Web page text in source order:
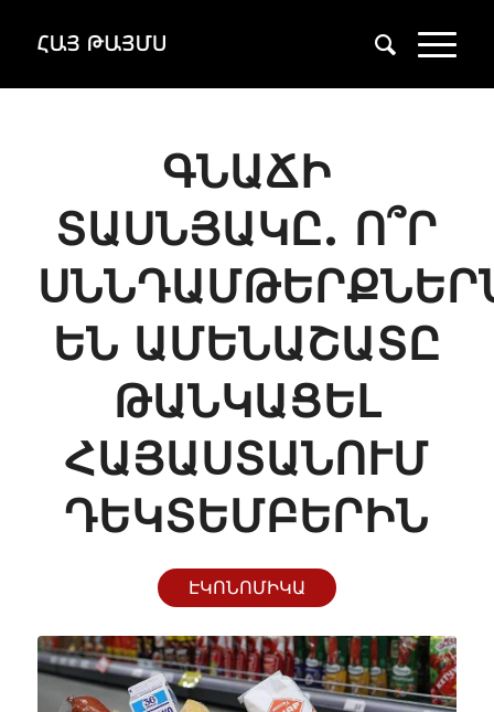
ԳՆԱՃԻ
ՏԱՍՆՅԱԿԸ. Ո՞Ր
ԵՆ ԱՄԵՆԱՇԱՏԸ
ԹԱՆԿԱՑԵԼ
ՀԱՅԱՍՏԱՆՈՒՄ
ԴԵԿՏԵՄԲԵՐԻՆ
ԷԿՈՆՈՄԻԿԱ